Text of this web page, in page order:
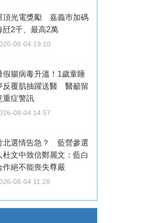
頂光電獎勵 嘉義市加碼
瓩2千、最高2萬
08-04 19:10
假腸病毒升溫！1歲童睡
反覆肌抽躍送醫 醫籲留
重症警訊
08-04 14:57
北選情告急？ 藍營參選
杜文中致信鄭麗文：藍白
作絕不能喪失尊嚴
08-04 11:28